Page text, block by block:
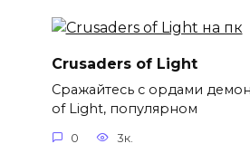
Crusaders of Light
Сражайтесь с ордами
of Light, популярном
0 3к.